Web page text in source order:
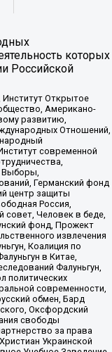
которых
Российской
Открытое
Американо-
развитию,
Отношений,
современной
Выборы,
Германский фонд
центр защиты
Россия,
совет, Человек в беде,
фонд, Прожект
извлечения
Коалиция по
в Китае,
Фалуньгун,
политических
современности,
обмен, Бард
Оксфордский
свободы
за права
Украинской